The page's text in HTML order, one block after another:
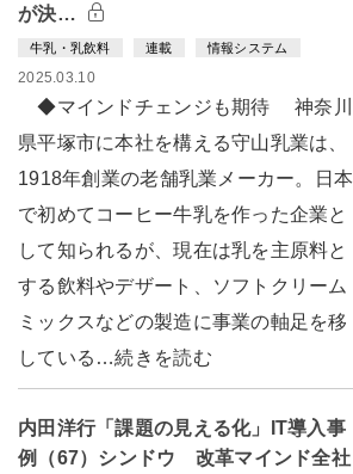
が決…
牛乳・乳飲料 連載 情報システム
2025.03.10
◆マインドチェンジも期待 神奈川
県平塚市に本社を構える守山乳業は、
1918年創業の老舗乳業メーカー。日本
で初めてコーヒー牛乳を作った企業と
して知られるが、現在は乳を主原料と
する飲料やデザート、ソフトクリーム
ミックスなどの製造に事業の軸足を移
している…続きを読む
内田洋行「課題の見える化」IT導入事
例（67）シンドウ 改革マインド全社